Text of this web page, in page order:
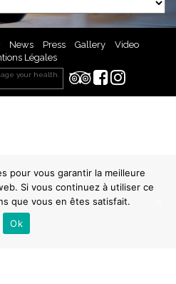
News Press Gallery
Video
Légales
your health.
pour vous garantir la meilleure
Si vous continuez à utiliser ce
que vous en êtes satisfait.
Ok